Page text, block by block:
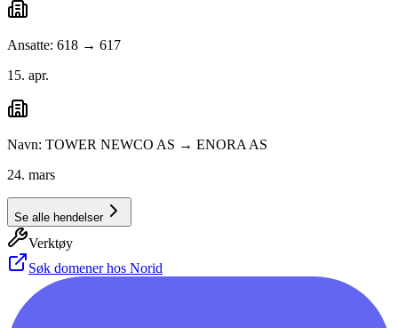
Ansatte: 618 → 617
15. apr.
Navn: TOWER NEWCO AS → ENORA AS
24. mars
Se alle hendelser
Verktøy
Søk domener hos Norid